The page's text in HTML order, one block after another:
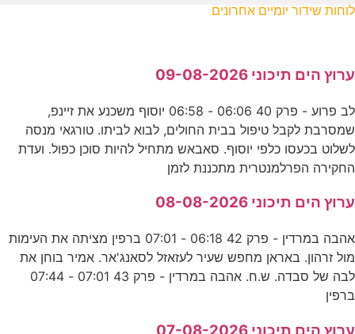
לוחות שידור יומיים אחרונים
ערוץ הים תיכוני 09-08-2026
לב פרוע - פרק 40 06:06 - 06:58 יוסוף משכנע את זיינפ,
שמסרבת לקבל טיפול בבית החולים, לבוא לביתו. טורגאי מנסה
לשלוט בכעסו כלפי יוסוף. סאבאש מתחיל להיות סוכן כפול. ועדת
החקירה הפרלמנטרית מתכננת לזמן
ערוץ הים תיכוני 08-08-2026
אהבה במרדין - פרק 42 06:18 - 07:01 ברפין מציתה את העימות
מול זרהון. באראן מחפש שעיר לעזאזל לסאנג'אר. אמיר בוחן את
לבה של סבדה. ש.ח. אהבה במרדין - פרק 43 07:01 - 07:44
ברפין
ערוץ הים תיכוני 07-08-2026